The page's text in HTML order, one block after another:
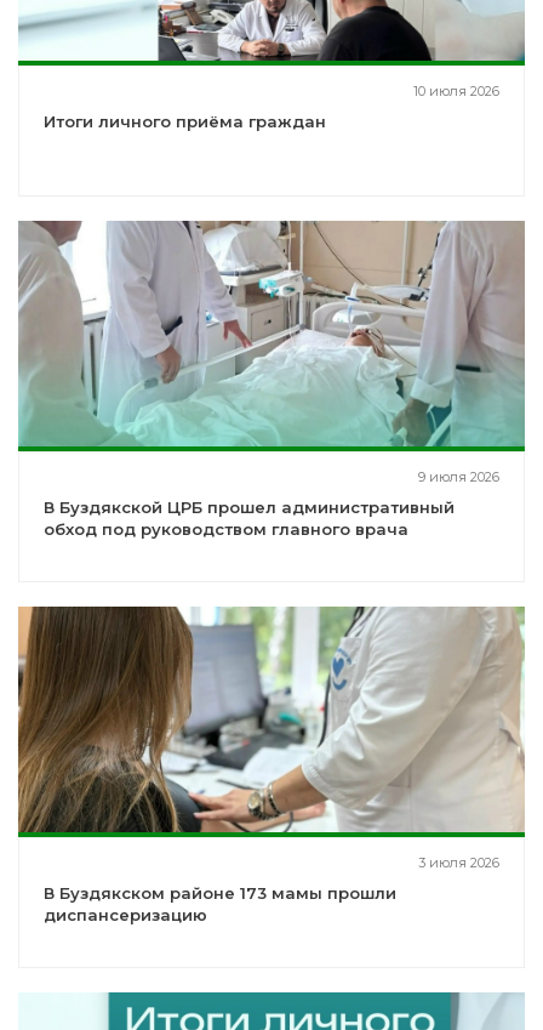
10 июля 2026
Итоги личного приёма граждан
9 июля 2026
В Буздякской ЦРБ прошел административный
обход под руководством главного врача
3 июля 2026
В Буздякском районе 173 мамы прошли
диспансеризацию